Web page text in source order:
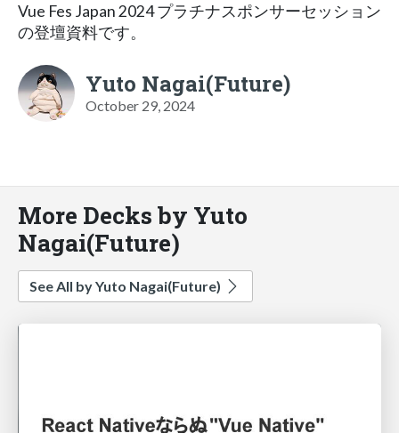
Vue Fes Japan 2024 プラチナスポンサーセッション
の登壇資料です。
Yuto Nagai(Future)
October 29, 2024
More Decks by Yuto
Nagai(Future)
See All by Yuto Nagai(Future)